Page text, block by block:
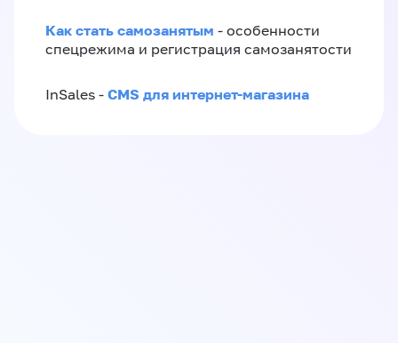
Как стать самозанятым - особенности
спецрежима и регистрация самозанятости
InSales - CMS для интернет-магазина